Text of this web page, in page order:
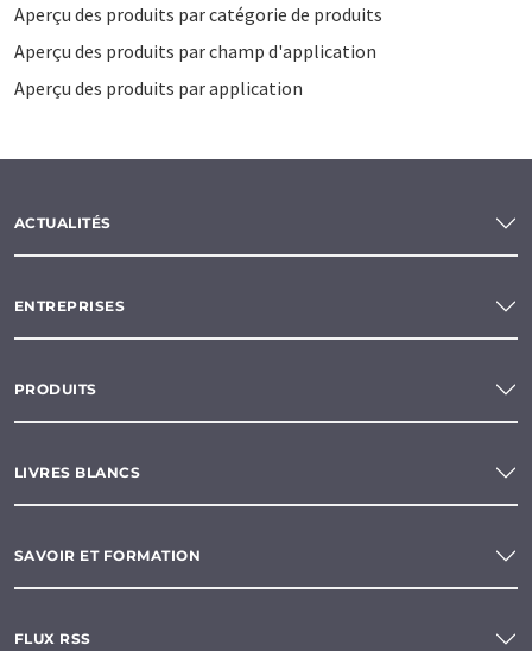
Aperçu des produits par catégorie de produits
Aperçu des produits par champ d'application
Aperçu des produits par application
ACTUALITÉS
ENTREPRISES
PRODUITS
LIVRES BLANCS
SAVOIR ET FORMATION
FLUX RSS